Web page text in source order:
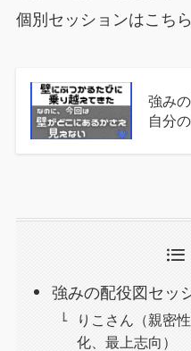
個別セッションはこち
強み
自分
強みの配役図セッ
りこさん（親密
化、最上志向）